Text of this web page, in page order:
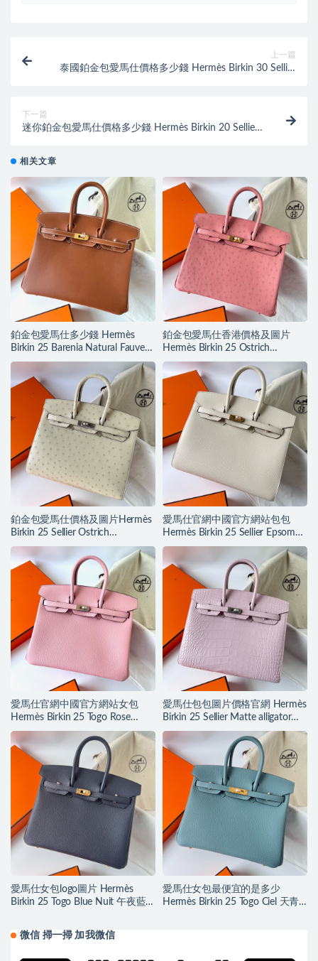
上一篇
泰國鉑金包愛馬仕價格多少錢 Hermès Birkin 30 Sellier
下一篇
迷你鉑金包愛馬仕價格多少錢 Hermès Birkin 20 Sellier
相关文章
鉑金包愛馬仕多少錢 Hermès
Birkin 25 Barenia Natural Fauve
金扣
鉑金包愛馬仕香港價格及圖片
Hermès Birkin 25 Ostrich
TerreCuite 陶瓷粉
鉑金包愛馬仕價格及圖片Hermès
Birkin 25 Sellier Ostrich
Parchemin 羊毛白
愛馬仕官網中國官方網站包包
Hermès Birkin 25 Sellier Epsom
Nata 奶油白
愛馬仕官網中國官方網站女包
Hermès Birkin 25 Togo Rose
Saiura 樱花粉
愛馬仕包包圖片價格官網 Hermès
Birkin 25 Sellier Matte alligator
crocodile Mauve Pale
愛馬仕女包logo圖片 Hermès
Birkin 25 Togo Blue Nuit 午夜藍
愛馬仕女包最便宜的是多少
Hermès Birkin 25 Togo Ciel 天青
微信 掃一掃 加我微信